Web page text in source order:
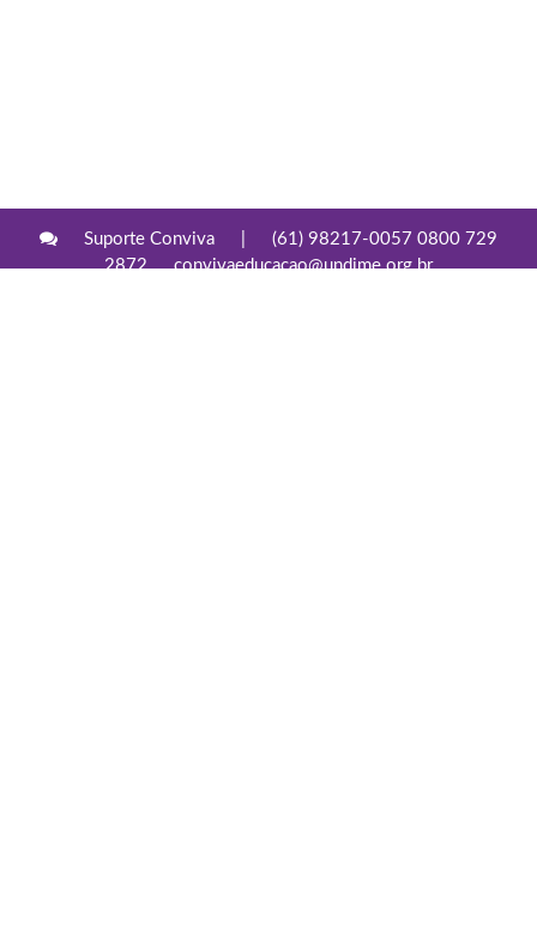
Suporte Conviva
(61) 98217-0057 0800 729
2872
convivaeducacao@undime.org.br